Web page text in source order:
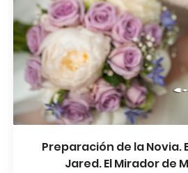
Preparación de la Novia.
Jared. El Mirador de